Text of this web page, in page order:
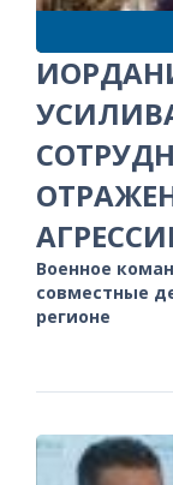
Военное
совместные
регионе